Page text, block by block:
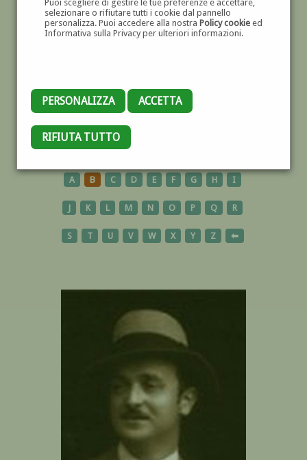
Puoi scegliere di gestire le tue preferenze e accettare,
selezionare o rifiutare tutti i cookie dal pannello
personalizza. Puoi accedere alla nostra Policy cookieed
Informativa sulla Privacy per ulteriori informazioni.
PERSONALIZZA ACCETTA
RIFIUTA TUTTO
AUTORI
A B C D E F G H I
J K L M N O P Q R
S T U V W X Y Z ⬅